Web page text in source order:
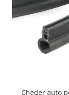
Cheder auto